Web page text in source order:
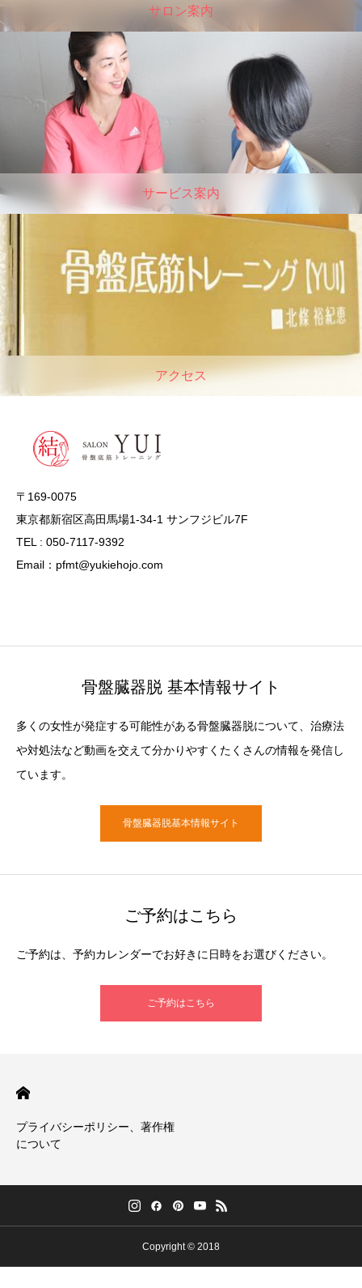
サロン案内
サービス案内
アクセス
〒169-0075
東京都新宿区高田馬場1-34-1 サンフジビル7F
TEL : 050-7117-9392
Email：pfmt@yukiehojo.com
骨盤臓器脱 基本情報サイト
多くの女性が発症する可能性がある骨盤臓器脱について、治療法
や対処法など動画を交えて分かりやすくたくさんの情報を発信し
ています。
骨盤臓器脱基本情報サイト
ご予約はこちら
ご予約は、予約カレンダーでお好きに日時をお選びください。
ご予約はこちら
プライバシーポリシー、著作権
について
Copyright © 2018